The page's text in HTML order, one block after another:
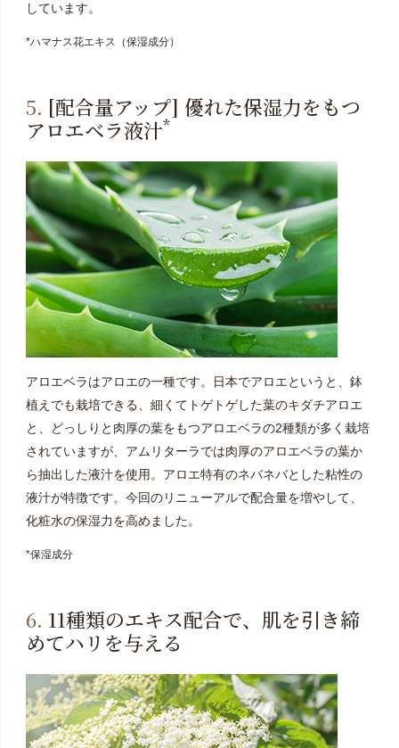
しています。
*ハマナス花エキス（保湿成分）
5. [配合量アップ] 優れた保湿力をもつ
アロエベラ液汁*
アロエベラはアロエの一種です。日本でアロエというと、鉢
植えでも栽培できる、細くてトゲトゲした葉のキダチアロエ
と、どっしりと肉厚の葉をもつアロエベラの2種類が多く栽培
されていますが、アムリターラでは肉厚のアロエベラの葉か
ら抽出した液汁を使用。アロエ特有のネバネバとした粘性の
液汁が特徴です。今回のリニューアルで配合量を増やして、
化粧水の保湿力を高めました。
*保湿成分
6. 11種類のエキス配合で、肌を引き締
めてハリを与える